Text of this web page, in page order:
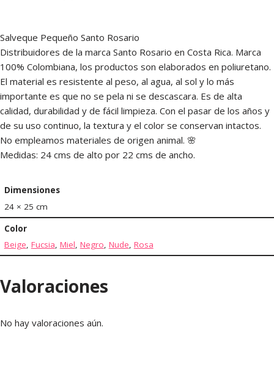
Salveque Pequeño Santo Rosario
Distribuidores de la marca Santo Rosario en Costa Rica. Marca
100% Colombiana, los productos son elaborados en poliuretano.
El material es resistente al peso, al agua, al sol y lo más
importante es que no se pela ni se descascara. Es de alta
calidad, durabilidad y de fácil limpieza. Con el pasar de los años y
de su uso continuo, la textura y el color se conservan intactos.
No empleamos materiales de origen animal. 🌸
Medidas: 24 cms de alto por 22 cms de ancho.
Dimensiones
24 × 25 cm
Color
Beige, Fucsia, Miel, Negro, Nude, Rosa
Valoraciones
No hay valoraciones aún.